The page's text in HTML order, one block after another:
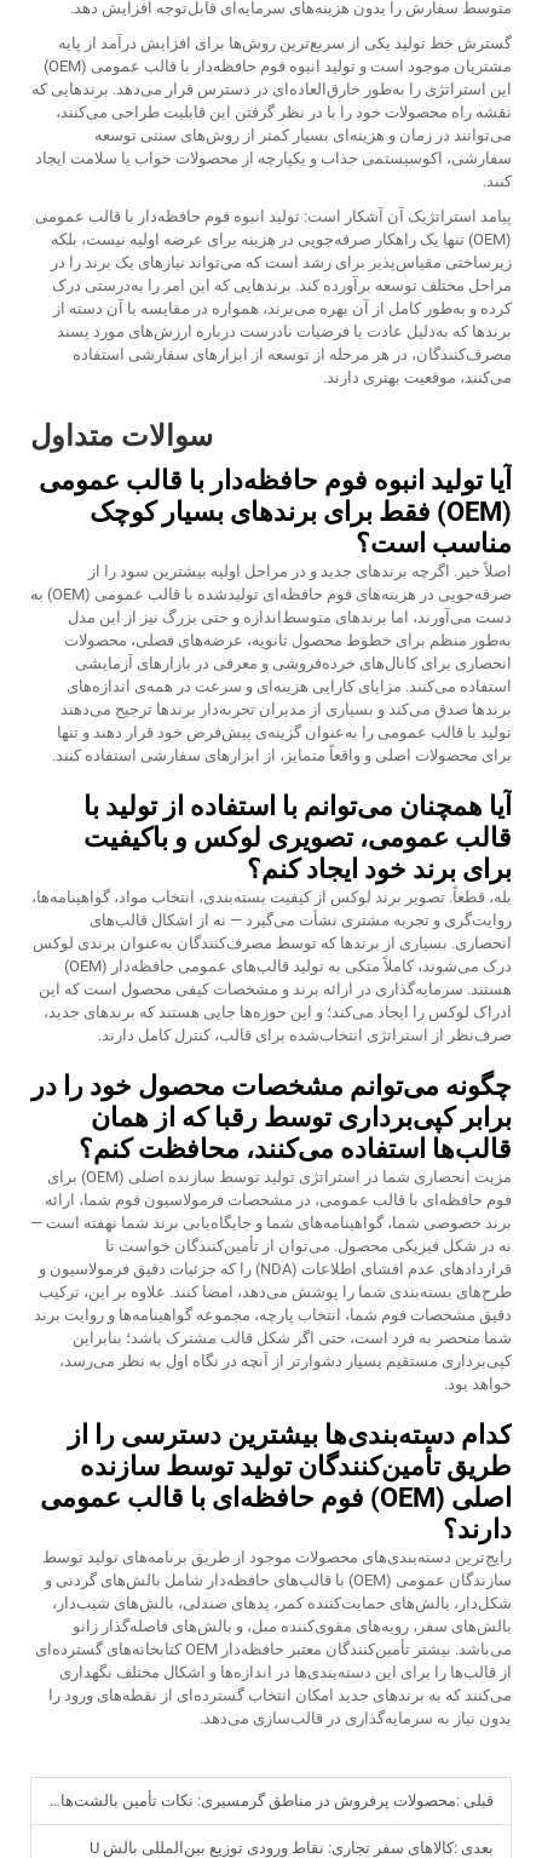
متوسط سفارش را بدون هزینه‌های سرمایه‌ای قابل‌توجه افزایش دهد.
گسترش خط تولید یکی از سریع‌ترین روش‌ها برای افزایش درآمد از پایه
مشتریان موجود است و تولید انبوه فوم حافظه‌دار با قالب عمومی (OEM)
این استراتژی را به‌طور خارق‌العاده‌ای در دسترس قرار می‌دهد. برندهایی که
نقشه راه محصولات خود را با در نظر گرفتن این قابلیت طراحی می‌کنند،
می‌توانند در زمان و هزینه‌ای بسیار کمتر از روش‌های سنتی توسعه
سفارشی، اکوسیستمی جذاب و یکپارچه از محصولات خواب یا سلامت ایجاد
کنند.
پیامد استراتژیک آن آشکار است: تولید انبوه فوم حافظه‌دار با قالب عمومی
(OEM) تنها یک راهکار صرفه‌جویی در هزینه برای عرضه اولیه نیست، بلکه
زیرساختی مقیاس‌پذیر برای رشد است که می‌تواند نیازهای یک برند را در
مراحل مختلف توسعه برآورده کند. برندهایی که این امر را به‌درستی درک
کرده و به‌طور کامل از آن بهره می‌برند، همواره در مقایسه با آن دسته از
برندها که به‌دلیل عادت یا فرضیات نادرست درباره ارزش‌های مورد پسند
مصرف‌کنندگان، در هر مرحله از توسعه از ابزارهای سفارشی استفاده
می‌کنند، موقعیت بهتری دارند.
سوالات متداول
آیا تولید انبوه فوم حافظه‌دار با قالب عمومی
(OEM) فقط برای برندهای بسیار کوچک
مناسب است؟
اصلاً خیر. اگرچه برندهای جدید و در مراحل اولیه بیشترین سود را از
صرفه‌جویی در هزینه‌های فوم حافظه‌ای تولیدشده با قالب عمومی (OEM) به
دست می‌آورند، اما برندهای متوسط‌اندازه و حتی بزرگ نیز از این مدل
به‌طور منظم برای خطوط محصول ثانویه، عرضه‌های فصلی، محصولات
انحصاری برای کانال‌های خرده‌فروشی و معرفی در بازارهای آزمایشی
استفاده می‌کنند. مزایای کارایی هزینه‌ای و سرعت در همه‌ی اندازه‌های
برندها صدق می‌کند و بسیاری از مدیران تجربه‌دار برندها ترجیح می‌دهند
تولید با قالب عمومی را به‌عنوان گزینه‌ی پیش‌فرض خود قرار دهند و تنها
برای محصولات اصلی و واقعاً متمایز، از ابزارهای سفارشی استفاده کنند.
آیا همچنان می‌توانم با استفاده از تولید با
قالب عمومی، تصویری لوکس و باکیفیت
برای برند خود ایجاد کنم؟
بله، قطعاً. تصویر برند لوکس از کیفیت بسته‌بندی، انتخاب مواد، گواهینامه‌ها،
روایت‌گری و تجربه مشتری نشأت می‌گیرد — نه از اشکال قالب‌های
انحصاری. بسیاری از برندها که توسط مصرف‌کنندگان به‌عنوان برندی لوکس
درک می‌شوند، کاملاً متکی به تولید قالب‌های عمومی حافظه‌دار (OEM)
هستند. سرمایه‌گذاری در ارائه برند و مشخصات کیفی محصول است که این
ادراک لوکس را ایجاد می‌کند؛ و این حوزه‌ها جایی هستند که برندهای جدید،
صرف‌نظر از استراتژی انتخاب‌شده برای قالب، کنترل کامل دارند.
چگونه می‌توانم مشخصات محصول خود را در
برابر کپی‌برداری توسط رقبا که از همان
قالب‌ها استفاده می‌کنند، محافظت کنم؟
مزیت انحصاری شما در استراتژی تولید توسط سازنده اصلی (OEM) برای
فوم حافظه‌ای با قالب عمومی، در مشخصات فرمولاسیون فوم شما، ارائه
برند خصوصی شما، گواهینامه‌های شما و جایگاه‌یابی برند شما نهفته است —
نه در شکل فیزیکی محصول. می‌توان از تأمین‌کنندگان خواست تا
قراردادهای عدم افشای اطلاعات (NDA) را که جزئیات دقیق فرمولاسیون و
طرح‌های بسته‌بندی شما را پوشش می‌دهد، امضا کنند. علاوه بر این، ترکیب
دقیق مشخصات فوم شما، انتخاب پارچه، مجموعه گواهینامه‌ها و روایت برند
شما منحصر به فرد است، حتی اگر شکل قالب مشترک باشد؛ بنابراین
کپی‌برداری مستقیم بسیار دشوارتر از آنچه در نگاه اول به نظر می‌رسد،
خواهد بود.
کدام دسته‌بندی‌ها بیشترین دسترسی را از
طریق تأمین‌کنندگان تولید توسط سازنده
اصلی (OEM) فوم حافظه‌ای با قالب عمومی
دارند؟
رایج‌ترین دسته‌بندی‌های محصولات موجود از طریق برنامه‌های تولید توسط
سازندگان عمومی (OEM) با قالب‌های حافظه‌دار شامل بالش‌های گردنی و
شکل‌دار، بالش‌های حمایت‌کننده کمر، پدهای صندلی، بالش‌های شیب‌دار،
بالش‌های سفر، رویه‌های مقوی‌کننده مبل، و بالش‌های فاصله‌گذار زانو
می‌باشد. بیشتر تأمین‌کنندگان معتبر حافظه‌دار OEM کتابخانه‌های گسترده‌ای
از قالب‌ها را برای این دسته‌بندی‌ها در اندازه‌ها و اشکال مختلف نگهداری
می‌کنند که به برندهای جدید امکان انتخاب گسترده‌ای از نقطه‌های ورود را
بدون نیاز به سرمایه‌گذاری در قالب‌سازی می‌دهد.
قبلی :محصولات پرفروش در مناطق گرمسیری: نکات تأمین بالشت‌های خنک‌کننده ژلی
بعدی :کالاهای سفر تجاری: نقاط ورودی توزیع بین‌المللی بالش U